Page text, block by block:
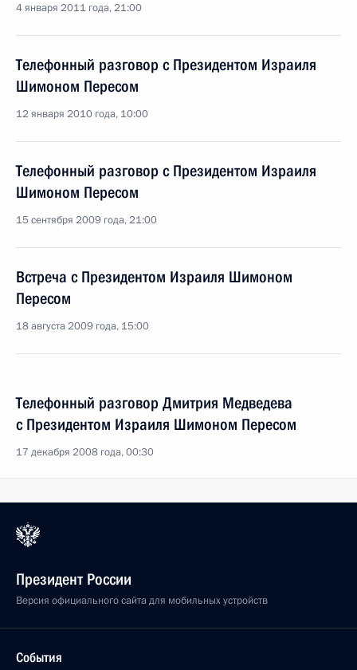
4 января 2011 года, 21:00
Телефонный разговор с Президентом Израиля
Шимоном Пересом
12 января 2010 года, 10:00
Телефонный разговор с Президентом Израиля
Шимоном Пересом
15 сентября 2009 года, 21:00
Встреча с Президентом Израиля Шимоном
Пересом
18 августа 2009 года, 15:00
Телефонный разговор Дмитрия Медведева
с Президентом Израиля Шимоном Пересом
17 декабря 2008 года, 00:30
Президент России
Версия официального сайта для мобильных устройств
События